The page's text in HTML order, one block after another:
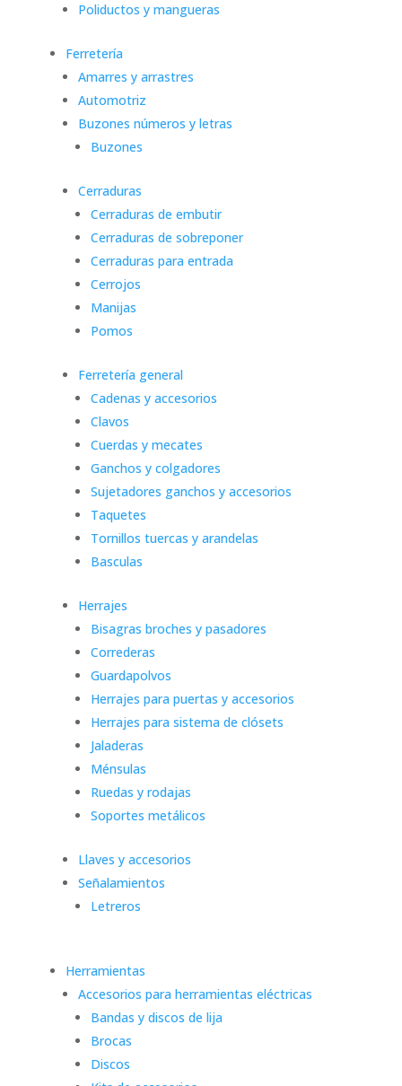
Poliductos y mangueras
Ferretería
Amarres y arrastres
Automotriz
Buzones números y letras
Buzones
Cerraduras
Cerraduras de embutir
Cerraduras de sobreponer
Cerraduras para entrada
Cerrojos
Manijas
Pomos
Ferretería general
Cadenas y accesorios
Clavos
Cuerdas y mecates
Ganchos y colgadores
Sujetadores ganchos y accesorios
Taquetes
Tornillos tuercas y arandelas
Basculas
Herrajes
Bisagras broches y pasadores
Correderas
Guardapolvos
Herrajes para puertas y accesorios
Herrajes para sistema de clósets
Jaladeras
Ménsulas
Ruedas y rodajas
Soportes metálicos
Llaves y accesorios
Señalamientos
Letreros
Herramientas
Accesorios para herramientas eléctricas
Bandas y discos de lija
Brocas
Discos